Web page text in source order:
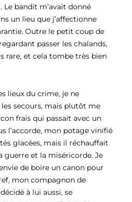
bandit m’avait donné
un lieu que j’affectionne
Outre le petit coup de
passer les chalands,
rare, et cela tombe très bien
lieux du crime, je ne
secours, mais plutôt me
frais qui passait avec un
l’accorde, mon potage vinifié
glacées, mais il réchauffait
et la miséricorde. Je
de boire un canon pour
mon compagnon de
à lui aussi, se